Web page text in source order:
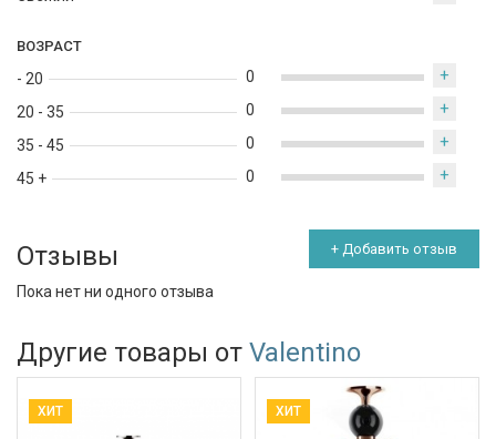
ВОЗРАСТ
- 20
20 - 35
35 - 45
45 +
0 +
0 +
0 +
0 +
Отзывы + Добавить отзыв
Пока нет ни одного отзыва
Другие товары от Valentino
ХИТ ХИТ